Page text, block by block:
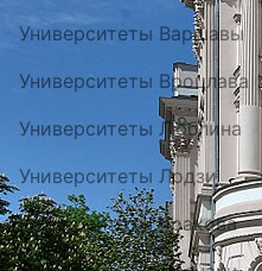
Университеты Варшавы
Университеты Вроцлава
Университеты Люблина
Университеты Лодзи
Университеты Кракова